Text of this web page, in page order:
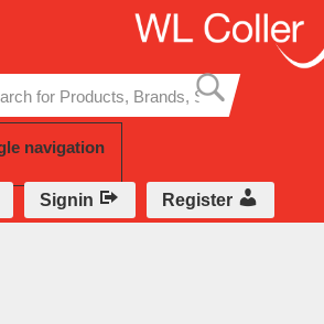
to
content
navigation
Signin Register